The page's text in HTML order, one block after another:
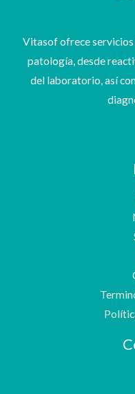
Vitasof ofrece
patología, desde
del laboratorio, así